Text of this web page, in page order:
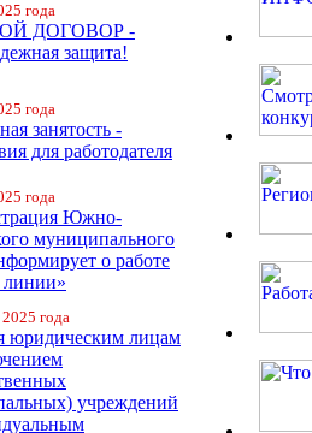
года
ДОГОВОР -
защита!
года
занятость -
для работодателя
года
Южно-
муниципального
о работе
линии»
года
юридическим лицам
учреждений